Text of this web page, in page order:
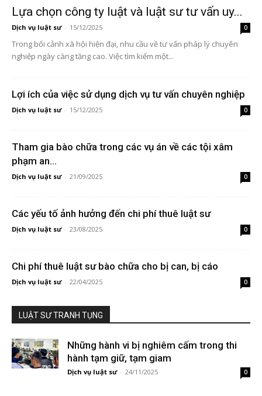
Lựa chọn công ty luật và luật sư tư vấn uy...
Dịch vụ luật sư - 15/12/2025 0
Trong bối cảnh xã hội hiện đại, nhu cầu về tư vấn pháp lý chuyên
nghiệp ngày càng tăng cao. Việc tìm kiếm một...
Lợi ích của việc sử dụng dịch vụ tư vấn chuyên nghiệp
Dịch vụ luật sư - 15/12/2025 0
Tham gia bào chữa trong các vụ án về các tội xâm
phạm an...
Dịch vụ luật sư - 21/09/2025 0
Các yếu tố ảnh hưởng đến chi phí thuê luật sư
Dịch vụ luật sư - 23/08/2025 0
Chi phí thuê luật sư bào chữa cho bị can, bị cáo
Dịch vụ luật sư - 22/04/2025 0
LUẬT SƯ TRANH TỤNG
Những hành vi bị nghiêm cấm trong thi
hành tạm giữ, tạm giam
Dịch vụ luật sư - 24/11/2025 0